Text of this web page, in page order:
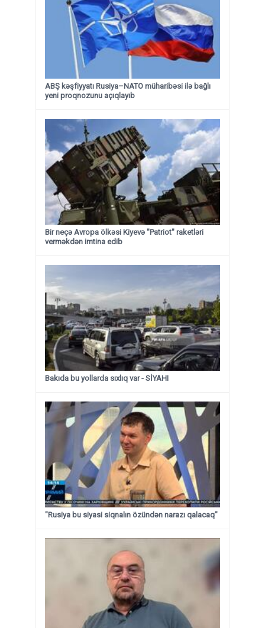
ABŞ kəşfiyyatı Rusiya–NATO müharibəsi ilə bağlı
yeni proqnozunu açıqlayıb
Bir neçə Avropa ölkəsi Kiyevə "Patriot" raketləri
verməkdən imtina edib
Bakıda bu yollarda sıxlıq var - SİYAHI
"Rusiya bu siyasi siqnalın özündən narazı qalacaq"